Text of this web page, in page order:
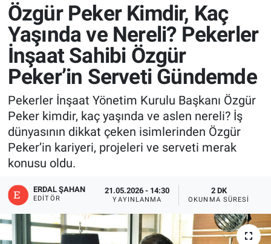
Özgür Peker Kimdir, Kaç
Yaşında ve Nereli? Pekerler
İnşaat Sahibi Özgür
Peker’in Serveti Gündemde
Pekerler İnşaat Yönetim Kurulu Başkanı Özgür
Peker kimdir, kaç yaşında ve aslen nereli? İş
dünyasının dikkat çeken isimlerinden Özgür
Peker’in kariyeri, projeleri ve serveti merak
konusu oldu.
ERDAL ŞAHAN
EDITÖR
21.05.2026 - 14:30
YAYINLANMA
2 DK
OKUNMA SÜRESI